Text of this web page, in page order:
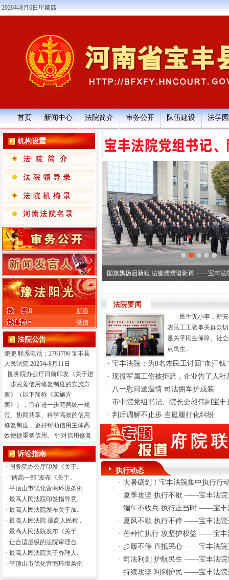
2026年8月6日星期四
首页 新闻中心 法院简介 审务公开 队伍建设 法学
机构设置
新浪
微信
法院公告
公开 2026年宝丰县人民法院部门
预算表
·宝丰县人民法院2024年度省直部
门决算公开说明
经河南省财政厅批准，我院对2
台公务用车拟进行公开报废处
置。有意参与报废回收的公司，
请于2025年8月18日前提交公司资
质材料，进行报名，在审查合格
后通知参与公司进行公开竞价，
并根据报价情况确定最终报废回
收公司。 特此公告。 联系人：孙
鹏鹏 联系电话：2761796 宝丰县
人民法院 2025年8月11日
· 国务院办公厅日前印发《关于进
一步完善信用修复制度的实施方
案》（以下简称《实施方
案》），旨在进一步完善统一规
范、协同共享、科学高效的信用
修复制度，更好帮助信用主体高
效便捷重塑信用。 针对信用修复
难点堵点问题，《实施方案》提
出十项重点任务。一是统一信用
信息公示平台，明确“信用中
国”网站集中公示各类公共信用信
息。二是完善失信信息分类标
准，将失信信息分为“轻微、一
般、严重”三类，并明确相应公示
期限。三是明确信用修复申请渠
道，“信用中国”网站接受各类需
信用主体主动提出的信用修复申
请，各地政务服务大厅设置线下
请材料，鼓励行业主管部门通过
诉讼指南
· 国务院办公厅印发《关于..
· “两高一部”发布《关于..
· 平顶山市优化营商环境条例
· 最高人民法院印发指导意..
· 最高人民法院发布关于加..
· 最高人民法院 最高人民检..
· 最高人民法院发布《关于..
· 让合适层级的法院审理合..
· 最高人民法院关于办理人..
· 平顶山市优化营商环境条例
国旗飘扬启新程 法徽熠熠谱新篇 ——宝丰法
法院要闻
民生无小事，薪
农民工工资事关群众
是关乎民生保障、社
点民生..
· 宝丰法院：为8名农民工讨回“血汗钱”
· 现役军属工伤被拒赔，企业告了人社
· 八一慰问送温情 司法拥军护戎装
· 市中院党组书记、院长史昶伟到宝丰
· 判后调解不止步 当庭履行化纠纷
府 院
执行动态
· 大暑砺剑！宝丰法院集中执行行
· 夏季攻坚 执行不歇 ——宝丰法院
· 端午不收兵 执行正当时 ——宝丰
· 夏风不歇 执行不停 ——宝丰法院
· 芒种忙执行 攻坚护权益 ——宝丰
· 步履不停 直抵民心 ——宝丰法院
· 司法利剑 护航民生 ——宝丰法院
· 持续攻坚 利剑护民 ——宝丰法院